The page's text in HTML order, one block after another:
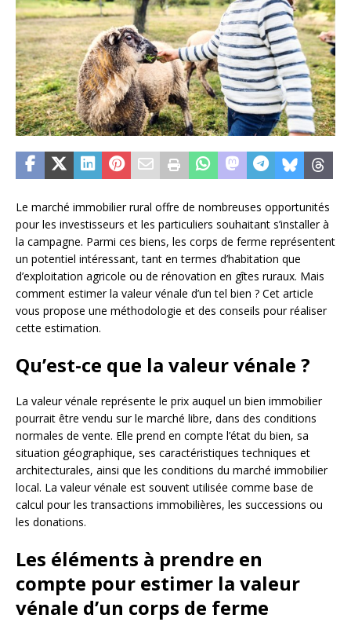
Le marché immobilier rural offre de nombreuses opportunités
pour les investisseurs et les particuliers souhaitant s’installer à
la campagne. Parmi ces biens, les corps de ferme représentent
un potentiel intéressant, tant en termes d’habitation que
d’exploitation agricole ou de rénovation en gîtes ruraux. Mais
comment estimer la valeur vénale d’un tel bien ? Cet article
vous propose une méthodologie et des conseils pour réaliser
cette estimation.
Qu’est-ce que la valeur vénale ?
La valeur vénale représente le prix auquel un bien immobilier
pourrait être vendu sur le marché libre, dans des conditions
normales de vente. Elle prend en compte l’état du bien, sa
situation géographique, ses caractéristiques techniques et
architecturales, ainsi que les conditions du marché immobilier
local. La valeur vénale est souvent utilisée comme base de
calcul pour les transactions immobilières, les successions ou
les donations.
Les éléments à prendre en
compte pour estimer la valeur
vénale d’un corps de ferme